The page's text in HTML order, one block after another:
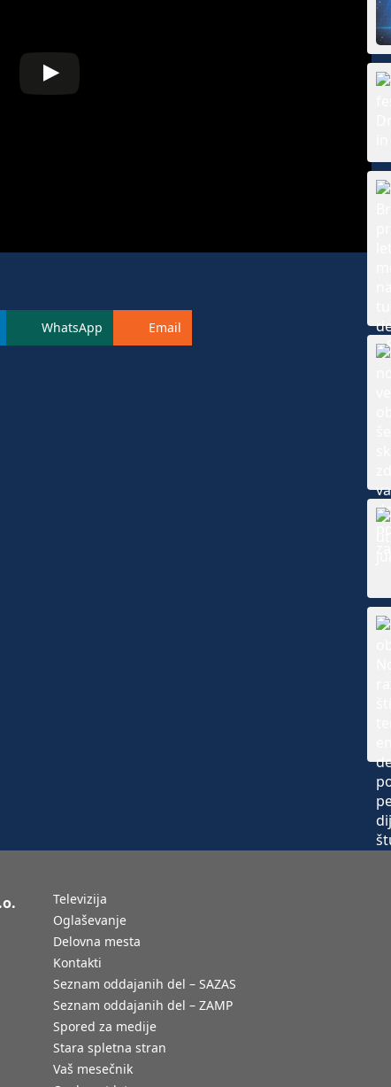
WhatsApp Email
Televizija
Oglaševanje
Delovna mesta
Kontakti
Seznam oddajanih del – SAZAS
Seznam oddajanih del – ZAMP
Spored za medije
Stara spletna stran
Vaš mesečnik